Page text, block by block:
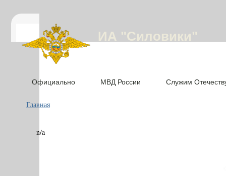
ИА "Силовики"
Официально МВД России Служим
Главная
n/a